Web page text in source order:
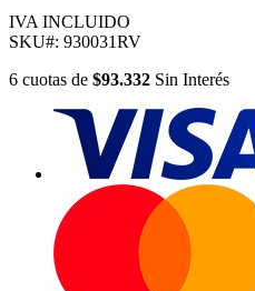
IVA INCLUIDO
SKU#: 930031RV
6 cuotas de $93.332 Sin Interés